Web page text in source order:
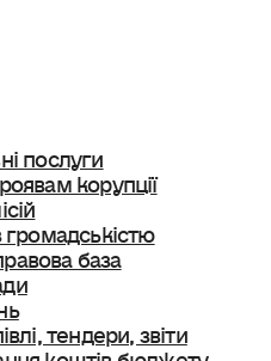
послуги
корупції
громадськістю
база
тендери, звіти